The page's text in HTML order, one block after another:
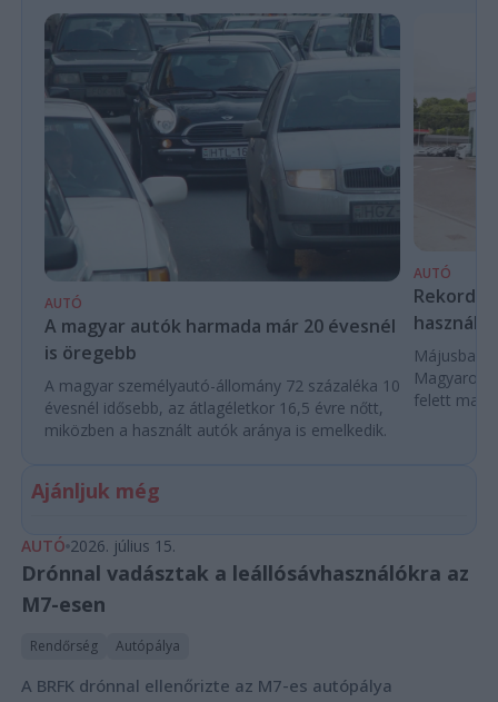
AUTÓ
A magyar autók harmada már 20 évesnél
is öregebb
A magyar személyautó-állomány 72 százaléka 10
évesnél idősebb, az átlagéletkor 16,5 évre nőtt,
miközben a használt autók aránya is emelkedik.
AUTÓ
Májusban
felett
Ajánljuk még
AUTÓ 2026. július 15.
Drónnal vadásztak a leállósávhasználókra az
M7-esen
Rendőrség Autópálya
A BRFK drónnal ellenőrizte az M7-es autópálya